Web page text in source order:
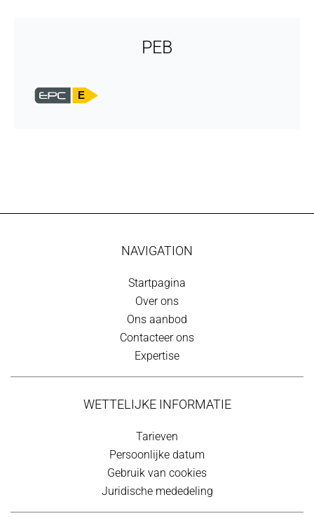
PEB
E
NAVIGATION
Startpagina
Over ons
Ons aanbod
Contacteer ons
Expertise
WETTELIJKE INFORMATIE
Tarieven
Persoonlijke datum
Gebruik van cookies
Juridische mededeling